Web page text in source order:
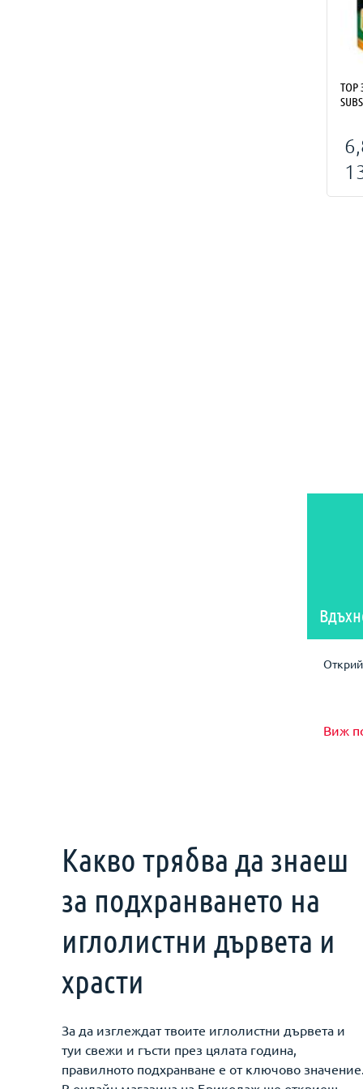
ТОР
Виж
Какво трябва да знаеш
за подхранването на
иглолистни дървета и
храсти
За да изглеждат твоите иглолистни дървета и
туи свежи и гъсти през цялата година,
правилното подхранване е от ключово